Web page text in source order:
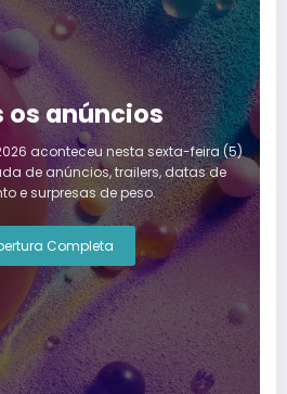
os anúncios
aconteceu nesta sexta-feira (5)
de anúncios, trailers, datas de
e surpresas de peso.
Completa